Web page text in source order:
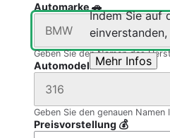
Indem Sie auf
Mehr Infos
Automarke 🚗
Geben Sie den Namen des
Automodell 🚗
Geben Sie den genauen
Preisvorstellung 💰